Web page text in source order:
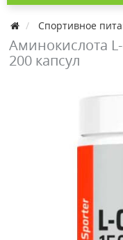
Спортивное
Аминокислота
200 капсул